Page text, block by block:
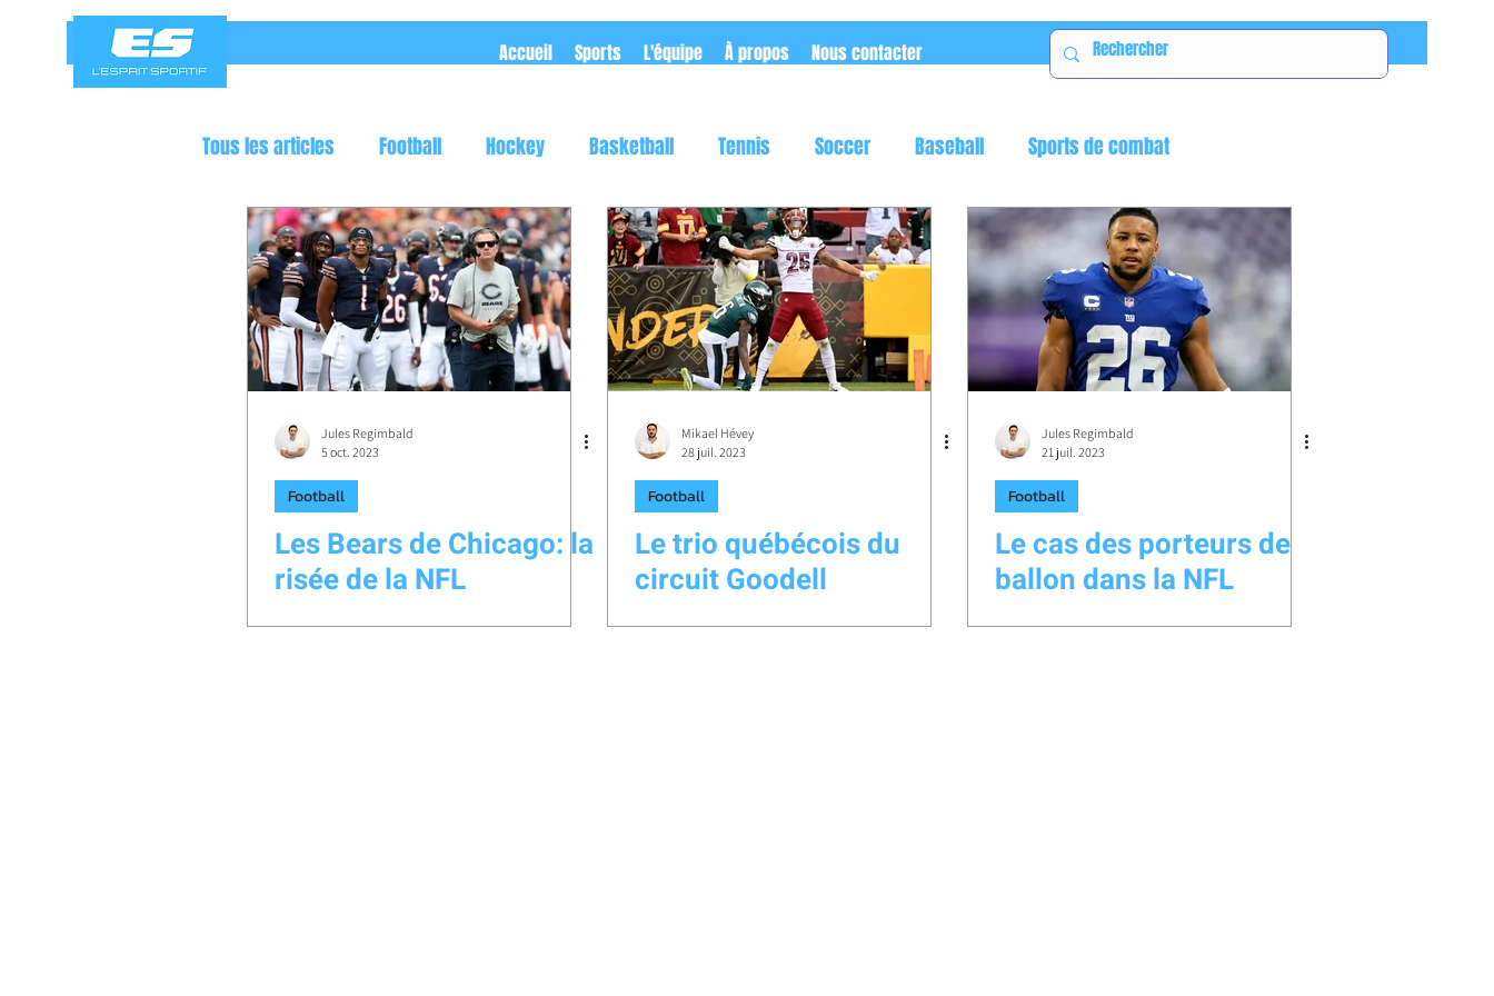
Accueil Sports L'équipe À propos Nous contacter
Tous les articles Football Hockey Basketball Tennis Soccer Baseball Sports de combat
Jeux olympiques Course automobile Rugby Flag football
Jules Regimbald
5 oct. 2023
Football
Les Bears de Chicago: la
risée de la NFL
Mikael Hévey
28 juil. 2023
Football
Le trio québécois du
circuit Goodell
Jules Regimbald
21 juil. 2023
Football
Le cas des porteurs de
ballon dans la NFL